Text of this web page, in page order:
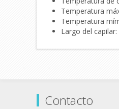
Temperatura
Temperatura
Largo del capilar:
Contacto